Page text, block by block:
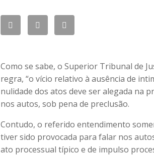
Como se sabe, o Superior Tribunal de
regra, “o vício relativo à ausência de
nulidade dos atos deve ser alegada na
nos autos, sob pena de preclusão.
Contudo, o referido entendimento
tiver sido provocada para falar nos
ato processual típico e de impulso